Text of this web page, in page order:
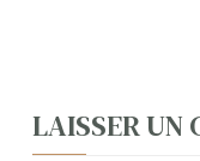
N
LAISSER UN